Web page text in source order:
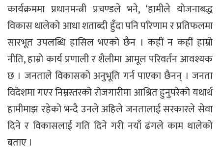
कार्यक्रममा प्रधानमन्त्री प्रचण्डले भने, ‘हामीले योजनाबद्ध
विकास थालेको आधा शताब्दी हुँदा पनि परिणाम र प्रतिफलमा
सारभूत उपलब्धि हासिल भएको छैन । कहीं न कहीं हाम्रो
नीति, हाम्रो कार्य प्रणाली र शैलीमा आमूल परिवर्तन आवश्यक
छ । जनताले विकासको अनुभूति गर्न पाएका छैनन् । जनता
विदेशमा गएर निम्नस्तरको रोजगारीमा आश्रित हुनुपरेको यथार्थ
हामीमाझ रहेको भन्दै उनले अहिले जनतालाई सरकारले सेवा
दिने र विकासलाई गति दिने गरी नयाँ ढंगले काम थालेको
बताए ।